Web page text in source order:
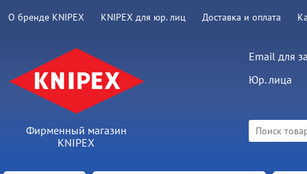
О бренде KNIPEX KNIPEX для юр. лиц Доставка и оплата
Фирменный магазин
KNIPEX
Email для
Юр. лица